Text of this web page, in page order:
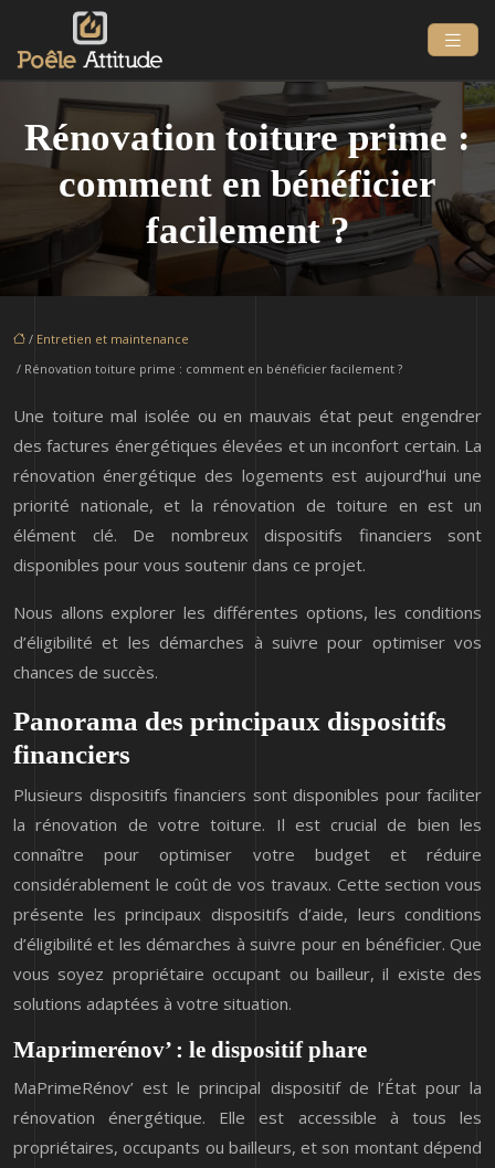
Rénovation toiture prime :
comment en bénéficier
facilement ?
/ Entretien et maintenance
/ Rénovation toiture prime : comment en bénéficier facilement ?
Une toiture mal isolée ou en mauvais état peut engendrer
des factures énergétiques élevées et un inconfort certain. La
rénovation énergétique des logements est aujourd’hui une
priorité nationale, et la rénovation de toiture en est un
élément clé. De nombreux dispositifs financiers sont
disponibles pour vous soutenir dans ce projet.
Nous allons explorer les différentes options, les conditions
d’éligibilité et les démarches à suivre pour optimiser vos
chances de succès.
Panorama des principaux dispositifs
financiers
Plusieurs dispositifs financiers sont disponibles pour faciliter
la rénovation de votre toiture. Il est crucial de bien les
connaître pour optimiser votre budget et réduire
considérablement le coût de vos travaux. Cette section vous
présente les principaux dispositifs d’aide, leurs conditions
d’éligibilité et les démarches à suivre pour en bénéficier. Que
vous soyez propriétaire occupant ou bailleur, il existe des
solutions adaptées à votre situation.
Maprimerénov’ : le dispositif phare
MaPrimeRénov’ est le principal dispositif de l’État pour la
rénovation énergétique. Elle est accessible à tous les
propriétaires, occupants ou bailleurs, et son montant dépend